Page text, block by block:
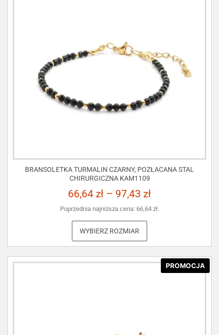
BRANSOLETKA TURMALIN CZARNY, POZŁACANA STAL
CHIRURGICZNA KAM1109
66,64 zł – 97,43 zł
Poprzednia najniższa cena: 66,64 zł.
WYBIERZ ROZMIAR
PROMOCJA